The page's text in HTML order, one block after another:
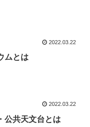
2022.03.22
ムとは
2022.03.22
公共天文台とは